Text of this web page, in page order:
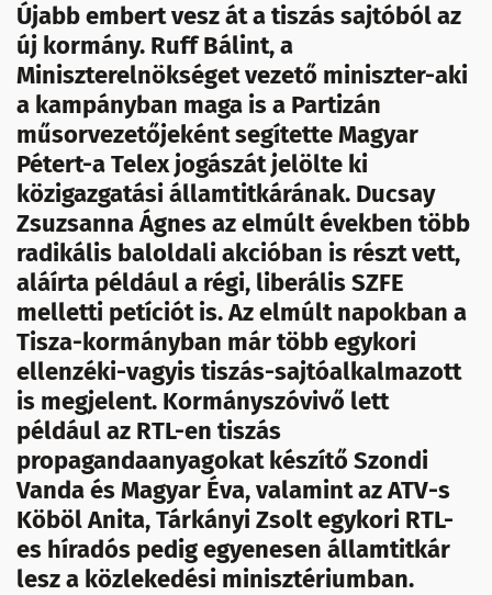
Újabb embert vesz át a tiszás sajtóból az
új kormány. Ruff Bálint, a
Miniszterelnökséget vezető miniszter-aki
a kampányban maga is a Partizán
műsorvezetőjeként segítette Magyar
Pétert-a Telex jogászát jelölte ki
közigazgatási államtitkárának. Ducsay
Zsuzsanna Ágnes az elmúlt években több
radikális baloldali akcióban is részt vett,
aláírta például a régi, liberális SZFE
melletti petíciót is. Az elmúlt napokban a
Tisza-kormányban már több egykori
ellenzéki-vagyis tiszás-sajtóalkalmazott
is megjelent. Kormányszóvivő lett
például az RTL-en tiszás
propagandaanyagokat készítő Szondi
Vanda és Magyar Éva, valamint az ATV-s
Köböl Anita, Tárkányi Zsolt egykori RTL-
es híradós pedig egyenesen államtitkár
lesz a közlekedési minisztériumban.